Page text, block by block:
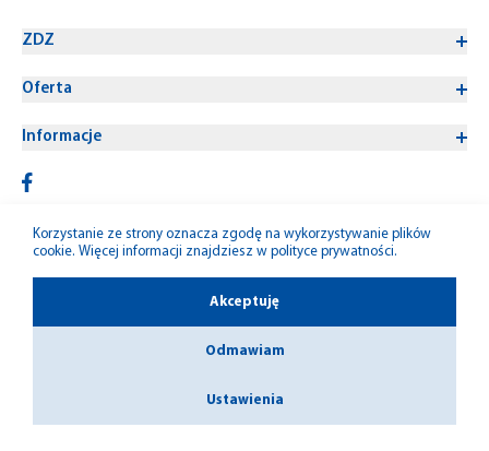
Korzystanie ze strony oznacza zgodę na wykorzystywanie plików
cookie. Więcej informacji znajdziesz w polityce prywatności.
Akceptuję
Odmawiam
Ustawienia
ZDZ
Oferta
Informacje